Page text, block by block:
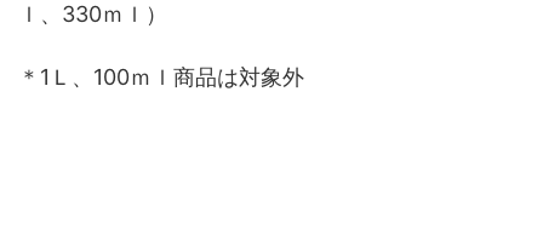
ｌ、330ｍｌ）
＊1Ｌ、100ｍｌ商品は対象外